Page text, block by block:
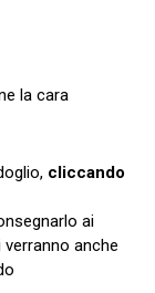
la cara
cliccando
ai
anche